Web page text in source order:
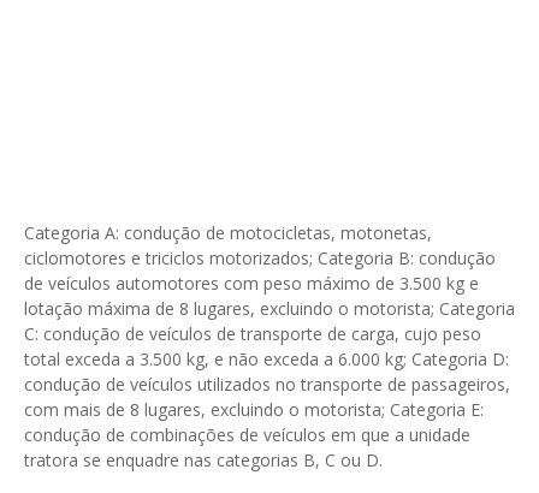
Categoria A: condução de motocicletas, motonetas,
ciclomotores e triciclos motorizados; Categoria B: condução
de veículos automotores com peso máximo de 3.500 kg e
lotação máxima de 8 lugares, excluindo o motorista; Categoria
C: condução de veículos de transporte de carga, cujo peso
total exceda a 3.500 kg, e não exceda a 6.000 kg; Categoria D:
condução de veículos utilizados no transporte de passageiros,
com mais de 8 lugares, excluindo o motorista; Categoria E:
condução de combinações de veículos em que a unidade
tratora se enquadre nas categorias B, C ou D.